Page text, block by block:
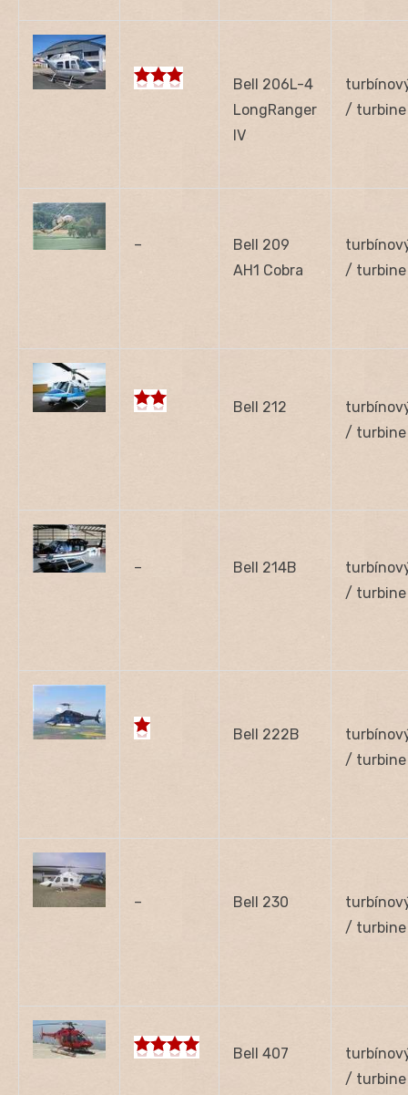
Bell 206L-4
LongRanger
IV
/ turbine
–
Bell 209
AH1 Cobra
/ turbine
Bell 212
/ turbine
– Bell 214B
/ turbine
Bell 222B
/ turbine
– Bell 230
/ turbine
Bell 407
/ turbine